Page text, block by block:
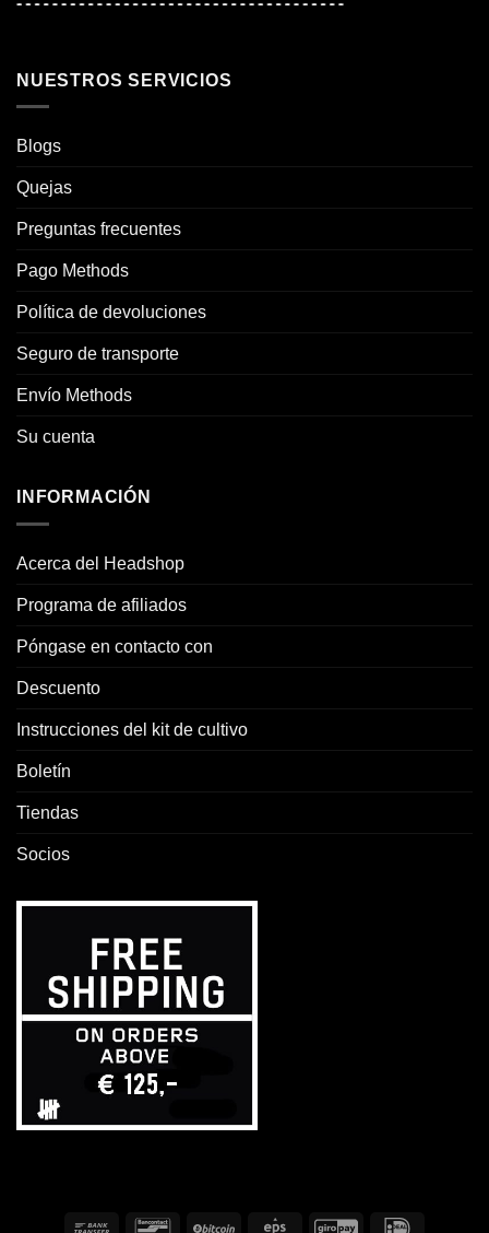
NUESTROS SERVICIOS
Blogs
Quejas
Preguntas frecuentes
Pago Methods
Política de devoluciones
Seguro de transporte
Envío Methods
Su cuenta
INFORMACIÓN
Acerca del Headshop
Programa de afiliados
Póngase en contacto con
Descuento
Instrucciones del kit de cultivo
Boletín
Tiendas
Socios
TransferenciaBancontactBitCoin Eps GiroPay